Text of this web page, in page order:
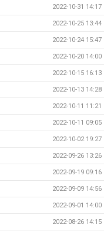
2022-10-31 14:17
2022-10-25 13:44
2022-10-24 15:47
2022-10-20 14:00
2022-10-15 16:13
2022-10-13 14:28
2022-10-11 11:21
2022-10-11 09:05
2022-10-02 19:27
2022-09-26 13:26
2022-09-19 09:16
2022-09-09 14:56
2022-09-01 14:00
2022-08-26 14:15